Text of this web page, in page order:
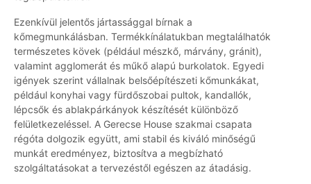
Ezenkívül jelentős jártassággal bírnak a
kőmegmunkálásban. Termékkínálatukban megtalálhatók
természetes kövek (például mészkő, márvány, gránit),
valamint agglomerát és műkő alapú burkolatok. Egyedi
igények szerint vállalnak belsőépítészeti kőmunkákat,
például konyhai vagy fürdőszobai pultok, kandallók,
lépcsők és ablakpárkányok készítését különböző
felületkezeléssel. A Gerecse House szakmai csapata
régóta dolgozik együtt, ami stabil és kiváló minőségű
munkát eredményez, biztosítva a megbízható
szolgáltatásokat a tervezéstől egészen az átadásig.